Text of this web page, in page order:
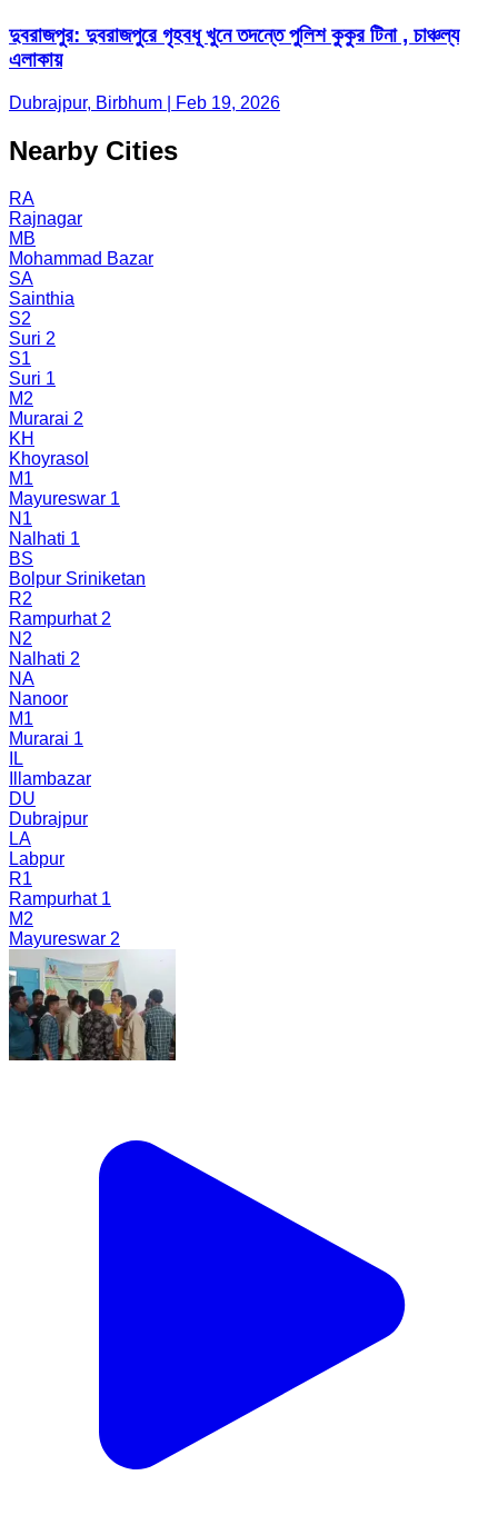
দুবরাজপুর: দুবরাজপুরে গৃহবধূ খুনে তদন্তে পুলিশ কুকুর টিনা , চাঞ্চল্য
এলাকায়
Dubrajpur, Birbhum | Feb 19, 2026
Nearby Cities
RA
Rajnagar
MB
Mohammad Bazar
SA
Sainthia
S2
Suri 2
S1
Suri 1
M2
Murarai 2
KH
Khoyrasol
M1
Mayureswar 1
N1
Nalhati 1
BS
Bolpur Sriniketan
R2
Rampurhat 2
N2
Nalhati 2
NA
Nanoor
M1
Murarai 1
IL
Illambazar
DU
Dubrajpur
LA
Labpur
R1
Rampurhat 1
M2
Mayureswar 2